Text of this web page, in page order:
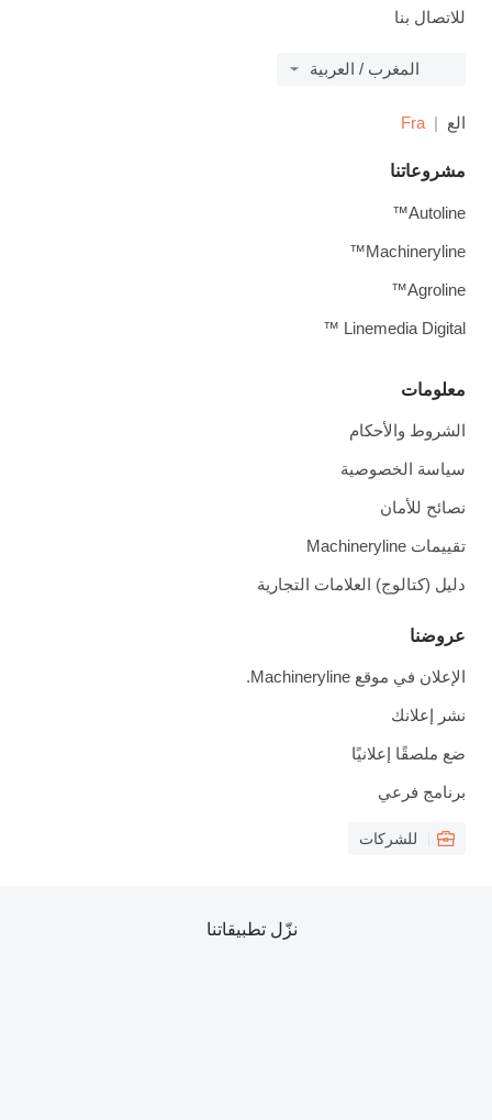
للاتصال بنا
المغرب / العربية
الع Fra
معلومات
الشروط والأحكام
سياسة الخصوصية
نصائح للأمان
تقييمات Machineryline
دليل (كتالوج) العلامات التجارية
عروضنا
الإعلان في موقع Machineryline.
نشر إعلانك
ضع ملصقًا إعلانيًا
برنامج فرعي
للشركات
مشروعاتنا
Autoline™
Machineryline™
Agroline™
Linemedia Digital ™
نزّل تطبيقاتنا